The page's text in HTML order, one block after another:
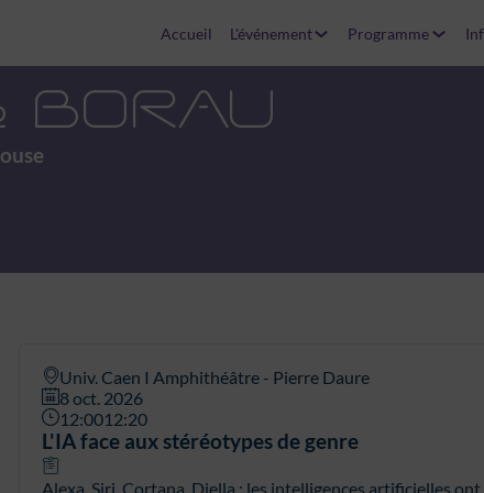
Accueil L'événement Programme
BORAU
Univ. Caen I Amphithéâtre - Pierre Daure
8 oct. 2026
12:0012:20
L'IA face aux stéréotypes de genre
Alexa, Siri, Cortana, Diella : les intelligences artificielles